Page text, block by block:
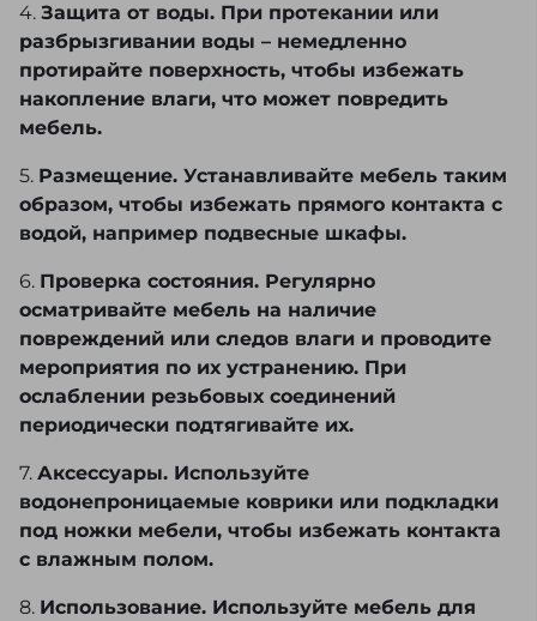
4. Защита от воды. При протекании или
разбрызгивании воды – немедленно
протирайте поверхность, чтобы избежать
накопление влаги, что может повредить
мебель.
5. Размещение. Устанавливайте мебель таким
образом, чтобы избежать прямого контакта с
водой, например подвесные шкафы.
6. Проверка состояния. Регулярно
осматривайте мебель на наличие
повреждений или следов влаги и проводите
мероприятия по их устранению. При
ослаблении резьбовых соединений
периодически подтягивайте их.
7. Аксессуары. Используйте
водонепроницаемые коврики или подкладки
под ножки мебели, чтобы избежать контакта
с влажным полом.
8. Использование. Используйте мебель для